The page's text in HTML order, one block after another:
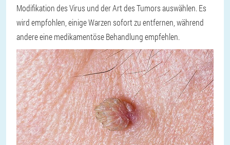
Modifikation des Virus und der Art des Tumors auswählen. Es
wird empfohlen, einige Warzen sofort zu entfernen, während
andere eine medikamentöse Behandlung empfehlen.